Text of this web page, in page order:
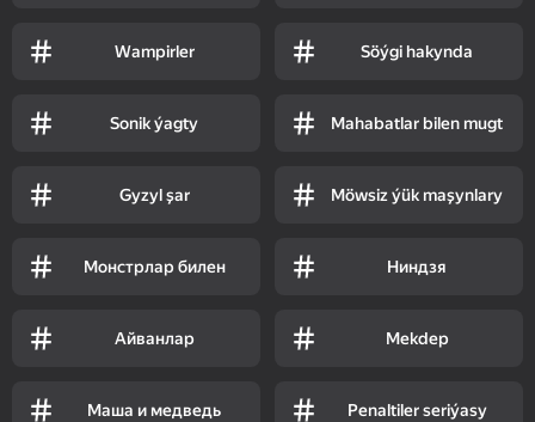
Wampirler Söýgi hakynda
Sonik ýagty Mahabatlar bilen mugt
Gyzyl şar Möwsiz ýük maşynlary
Монстрлар билен Ниндзя
Айванлар Mekdep
Маша и медведь Penaltiler seriýasy